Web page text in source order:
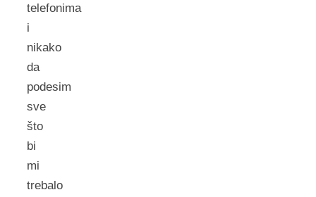
telefonima
i
nikako
da
podesim
sve
što
bi
mi
trebalo